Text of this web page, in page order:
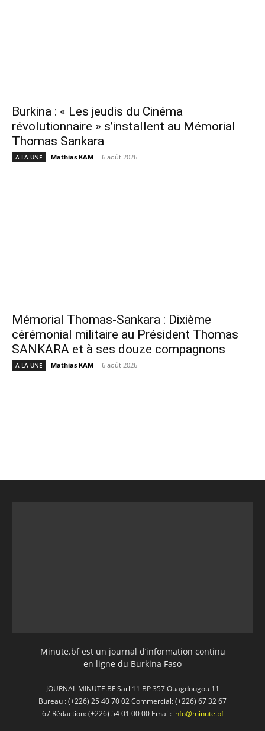
Burkina : « Les jeudis du Cinéma
révolutionnaire » s’installent au Mémorial
Thomas Sankara
A LA UNE Mathias KAM - 6 août 2026
Mémorial Thomas-Sankara : Dixième
cérémonial militaire au Président Thomas
SANKARA et à ses douze compagnons
A LA UNE Mathias KAM - 6 août 2026
Minute.bf est un journal d’information continu
en ligne du Burkina Faso
JOURNAL MINUTE.BF Sarl 11 BP 357 Ouagdougou 11
Bureau : (+226) 25 40 70 02 Commercial: (+226) 67 32 67
67 Rédaction: (+226) 54 01 00 00 Email: info@minute.bf